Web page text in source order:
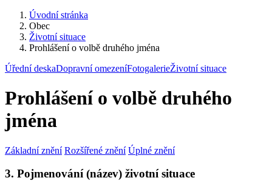
Úvodní stránka
Obec
Životní situace
Prohlášení o volbě druhého jména
Úřední deskaDopravní omezeníFotogalerieŽivotní situace
Prohlášení o volbě druhého
jména
Základní znění Rozšířené znění Úplné znění
3. Pojmenování (název) životní situace